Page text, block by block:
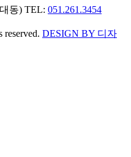
동) TEL: 051.261.3454
DESIGN BY 디자